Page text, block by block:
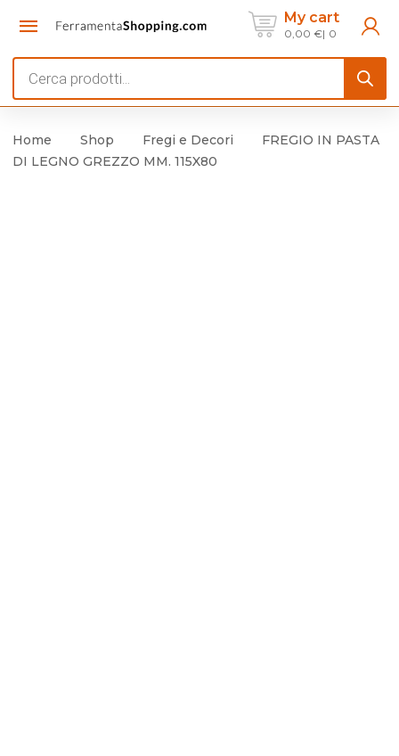
My cart
0,00 € 0
search
Home Shop Fregi e Decori
FREGIO IN PASTA
DI LEGNO GREZZO MM. 115X80